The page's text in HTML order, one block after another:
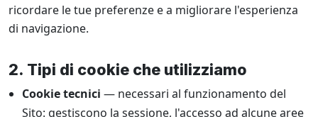
ricordare le tue preferenze e a migliorare l'esperienza
di navigazione.
2. Tipi di cookie che utilizziamo
Cookie tecnici — necessari al funzionamento del
Sito: gestiscono la sessione, l'accesso ad alcune aree